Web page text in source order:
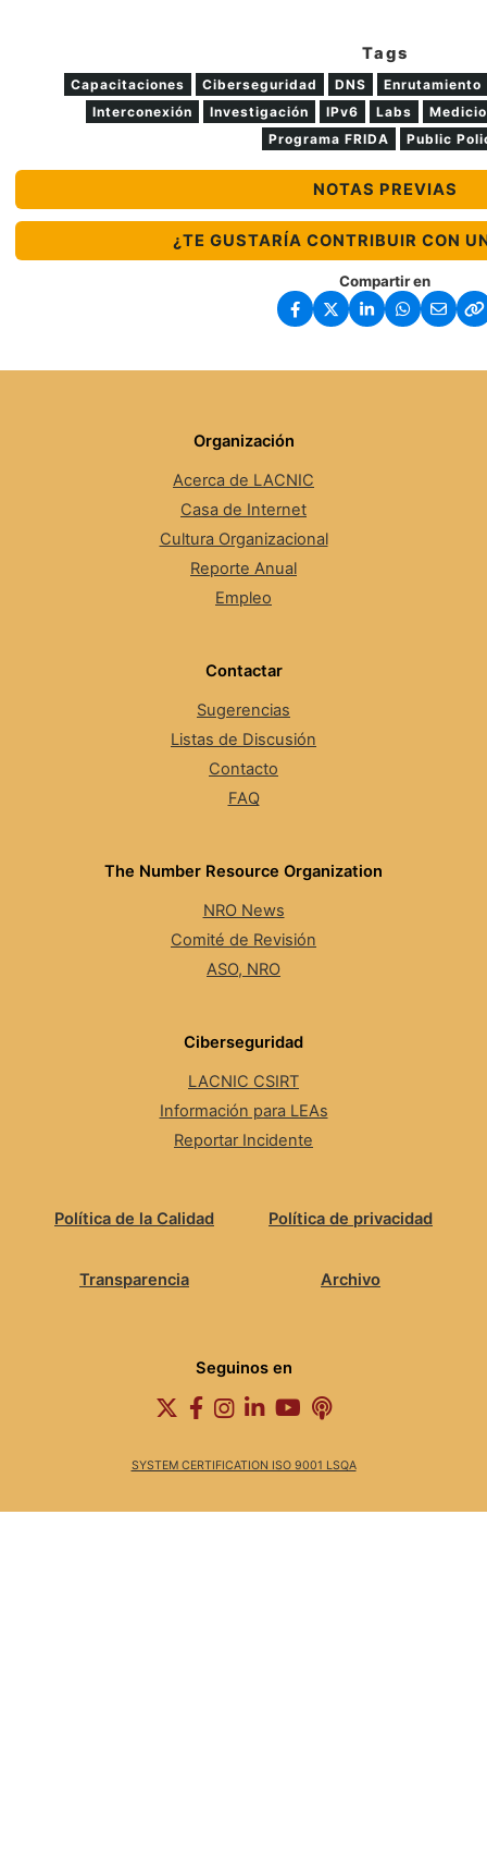
Tags
Capacitaciones Ciberseguridad DNS
Enrutamiento
Interconexión
Investigación IPv6 Labs
Programa FRIDA
Public
NOTAS PREVIAS
¿TE GUSTARÍA CONTRIBUIR CON
Compartir en
Organización
Acerca de LACNIC
Casa de Internet
Cultura Organizacional
Reporte Anual
Empleo
Contactar
Sugerencias
Listas de Discusión
Contacto
FAQ
The Number Resource Organization
NRO News
Comité de Revisión
ASO, NRO
Ciberseguridad
LACNIC CSIRT
Información para LEAs
Reportar Incidente
Seguinos en
Política de la Calidad Política de privacidad
Transparencia Archivo
SYSTEM CERTIFICATION ISO 9001 LSQA